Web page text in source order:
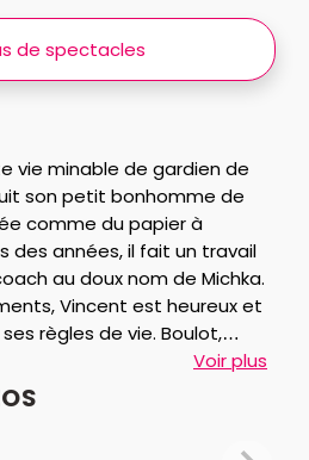
vie minable de gardien de
son petit bonhomme de
comme du papier à
des années, il fait un travail
au doux nom de Michka.
Vincent est heureux et
règles de vie. Boulot,
"Savoir accepter qui tu es
avec toi même" et
Voir plus
de spectacles